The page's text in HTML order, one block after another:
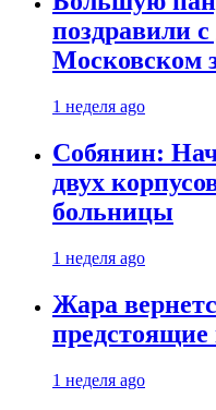
поздравили
Московском
1 неделя ago
Собянин:
двух
больницы
1 неделя ago
Жара
1 неделя ago